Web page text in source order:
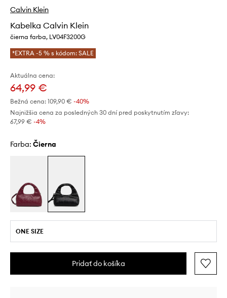
Calvin Klein
Kabelka Calvin Klein
čierna farba, LV04F3200G
*EXTRA -5 % s kódom: SALE
Aktuálna cena:
64,99 €
Bežná cena: 109,90 € -40%
Najnižšia cena za posledných 30 dní pred poskytnutím zľavy:
67,99 € -4%
Farba: čierna
ONE SIZE
Pridať do košíka